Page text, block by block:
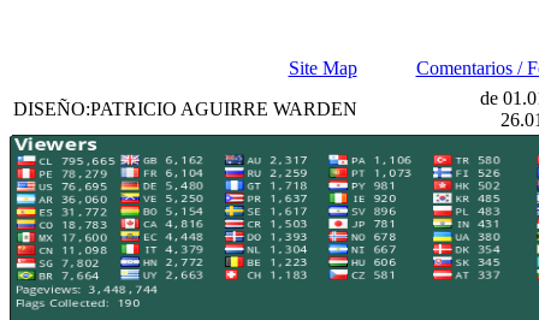
Site Map
Comentarios /
DISEÑO:PATRICIO AGUIRRE WARDEN
de